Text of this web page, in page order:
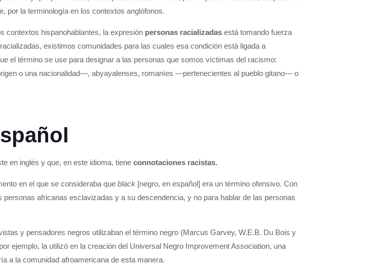
por la terminología en los contextos anglófonos.
contextos hispanohablantes, la expresión personas racializadasestá tomando fuerza
existimos comunidades para las cuales esa condición está ligada a
el término se use para designar a las personas que somos víctimas del racismo:
o una nacionalidad—, abyayalenses, romaníes —pertenecientes al pueblo gitano— o
en inglés y que, en este idioma, tiene connotaciones racistas.
en el que se consideraba que black[negro, en español] era un término ofensivo. Con
personas africanas esclavizadas y a su descendencia, y no para hablar de las personas
y pensadores negros utilizaban el término negro (Marcus Garvey, W.E.B. Du Bois y
ejemplo, la utilizó en la creación del Universal Negro Improvement Association, una
a la comunidad afroamericana de esta manera.